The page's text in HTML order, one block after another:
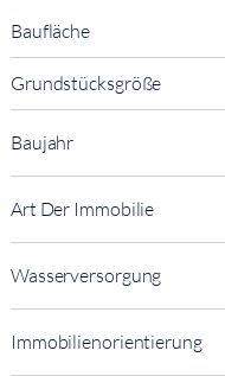
Baufläche
Grundstücksgröße
Baujahr
Art Der Immobilie
Wasserversorgung
Immobilienorientierung